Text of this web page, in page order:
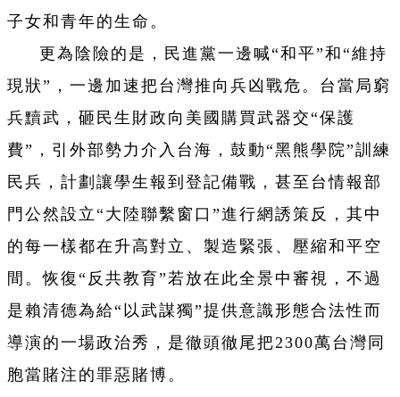
子女和青年的生命。
更為陰險的是，民進黨一邊喊“和平”和“維持
現狀”，一邊加速把台灣推向兵凶戰危。台當局窮
兵黷武，砸民生財政向美國購買武器交“保護
費”，引外部勢力介入台海，鼓動“黑熊學院”訓練
民兵，計劃讓學生報到登記備戰，甚至台情報部
門公然設立“大陸聯繫窗口”進行網誘策反，其中
的每一樣都在升高對立、製造緊張、壓縮和平空
間。恢復“反共教育”若放在此全景中審視，不過
是賴清德為給“以武謀獨”提供意識形態合法性而
導演的一場政治秀，是徹頭徹尾把2300萬台灣同
胞當賭注的罪惡賭博。